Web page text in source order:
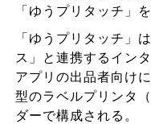
「ゆうプリタッチ」
「ゆうプリタッチ」
ス」と連携するイン
アプリの出品者向け
型のラベルプリンタ
ダーで構成される。